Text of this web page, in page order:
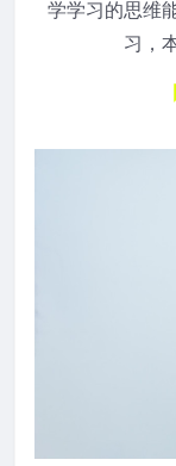
学学习的思维
习，